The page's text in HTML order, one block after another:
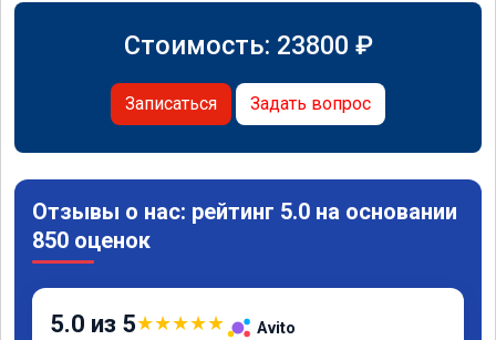
Стоимость: 23800 ₽
Записаться Задать вопрос
Отзывы о нас: рейтинг 5.0 на основании
850 оценок
5.0 из 5★★★★★ Avito